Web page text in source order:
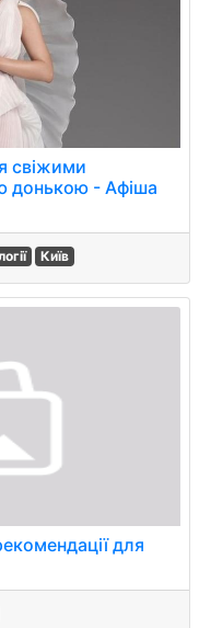
свіжими
донькою - Афіша
Київ
для